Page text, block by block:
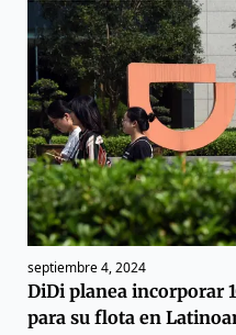
septiembre 4, 2024
DiDi planea incorporar
para su flota en